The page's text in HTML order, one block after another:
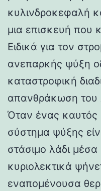
κυλινδροκεφαλή
μια επισκευή που
Ειδικά για τον
ανεπαρκής ψύξη
καταστροφική
απανθράκωση του
Όταν ένας καυτός
σύστημα ψύξης
στάσιμο λάδι
κυριολεκτικά
εναπομένουσα